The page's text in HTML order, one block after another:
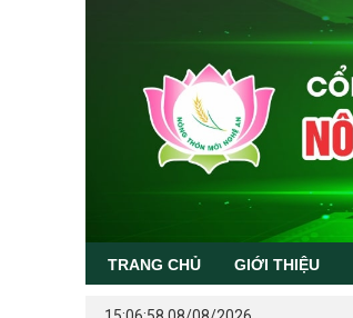
TRANG CHỦ GIỚI THIỆU